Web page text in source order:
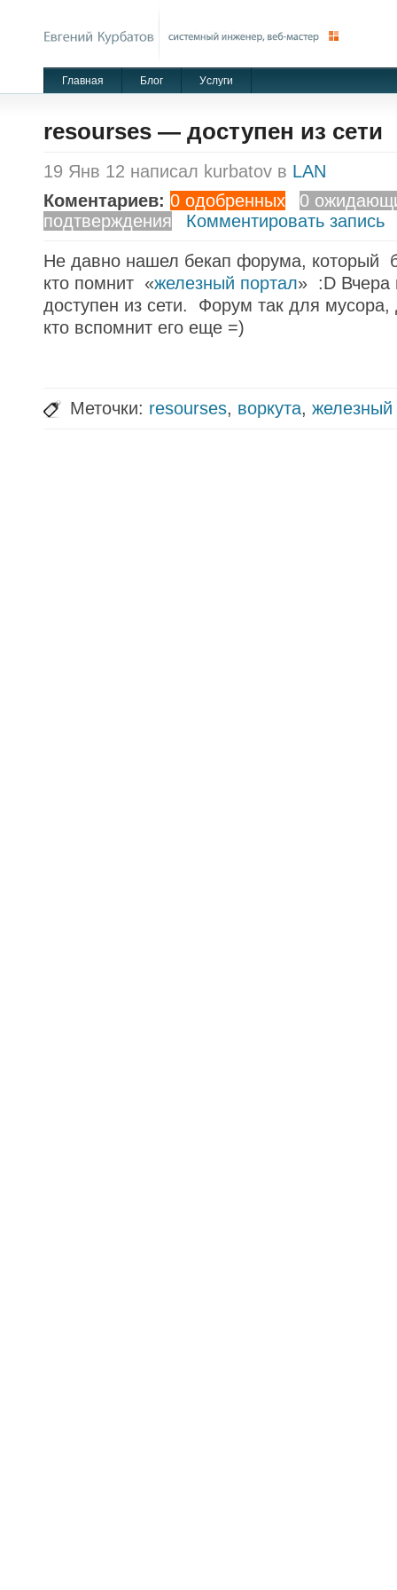
Главная Блог Уcлуги
resourses — доступен из сети
19 Янв 12 написал kurbatov в LAN
Коментариев: 0 одобренных
0
подтверждения
Комментировать запись
Не давно нашел бекап форума, который
кто помнит «железный портал» :D Вчера
доступен из сети. Форум так для мусора,
кто вспомнит его еще =)
Меточки: resourses, воркута, железный